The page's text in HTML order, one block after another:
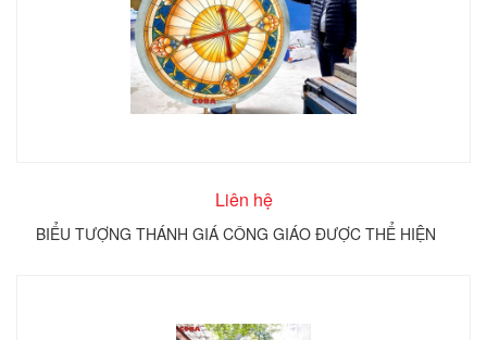
Liên hệ
BIỂU TƯỢNG THÁNH GIÁ CÔNG GIÁO ĐƯỢC THỂ HIỆN